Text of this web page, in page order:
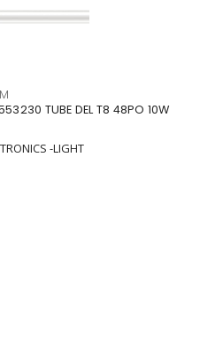
TUBE DEL T8 48PO 10W
-LIGHT